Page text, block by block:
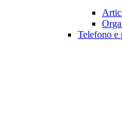
Telefono e